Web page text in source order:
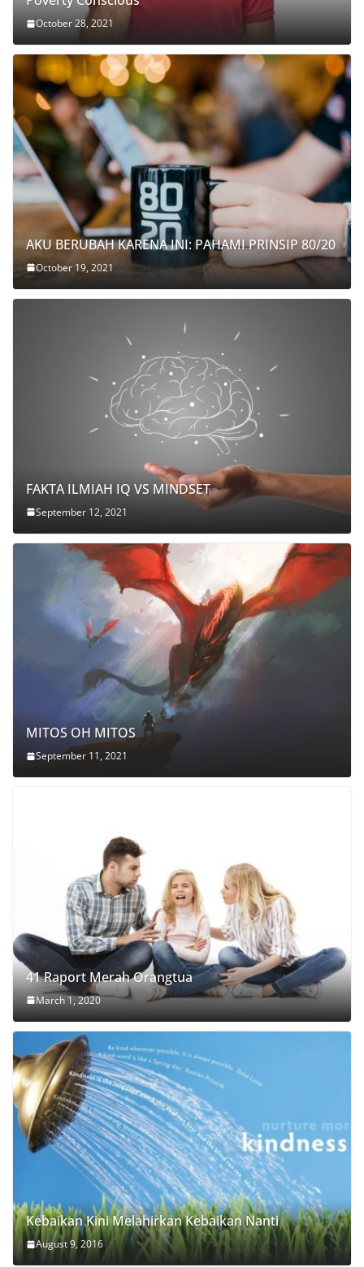
October 28, 2021
AKU BERUBAH KARENA INI: PAHAMI PRINSIP 80/20
October 19, 2021
FAKTA ILMIAH IQ VS MINDSET
September 12, 2021
MITOS OH MITOS
September 11, 2021
41 Raport Merah Orangtua
March 1, 2020
Kebaikan Kini Melahirkan Kebaikan Nanti
August 9, 2016